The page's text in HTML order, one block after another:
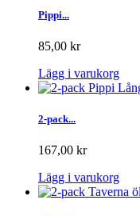
Pippi...
85,00 kr
Lägg i varukorg
2-pack...
167,00 kr
Lägg i varukorg